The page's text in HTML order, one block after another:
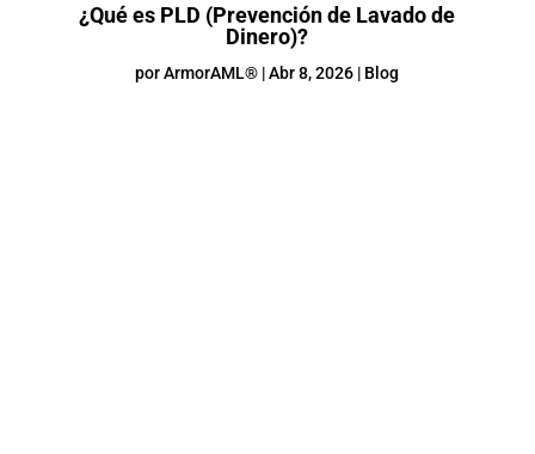
¿Qué es PLD (Prevención de Lavado de
Dinero)?
porArmorAML® |Abr 8, 2026 | Blog